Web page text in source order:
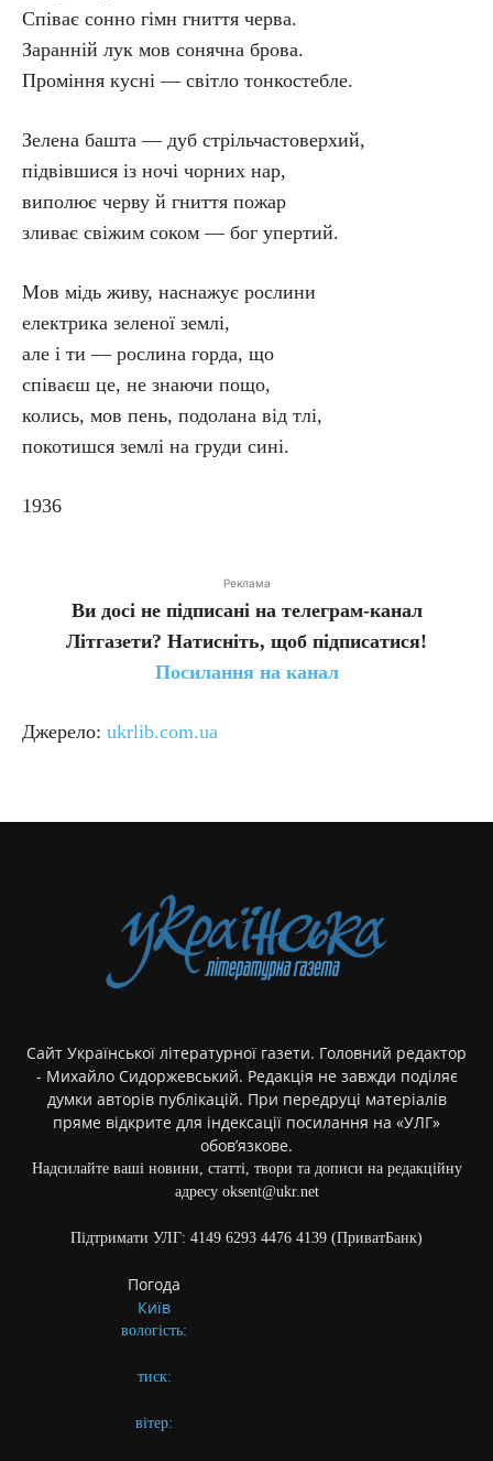
Співає сонно гімн гниття черва.
Заранній лук мов сонячна брова.
Проміння кусні — світло тонкостебле.
Зелена башта — дуб стрільчастоверхий,
підвівшися із ночі чорних нар,
виполює черву й гниття пожар
зливає свіжим соком — бог упертий.
Мов мідь живу, наснажує рослини
електрика зеленої землі,
але і ти — рослина горда, що
співаєш це, не знаючи пощо,
колись, мов пень, подолана від тлі,
покотишся землі на груди сині.
1936
Реклама
Ви досі не підписані на телеграм-канал
Літгазети? Натисніть, щоб підписатися!
Посилання на канал
Джерело: ukrlib.com.ua
Сайт Української літературної газети. Головний редактор
- Михайло Сидоржевський. Редакція не завжди поділяє
думки авторів публікацій. При передруці матеріалів
пряме відкрите для індексації посилання на «УЛГ»
обов’язкове.
Надсилайте ваші новини, статті, твори та дописи на редакційну
адресу oksent@ukr.net
Підтримати УЛГ: 4149 6293 4476 4139 (ПриватБанк)
Погода
Київ
вологість:
тиск:
вітер: